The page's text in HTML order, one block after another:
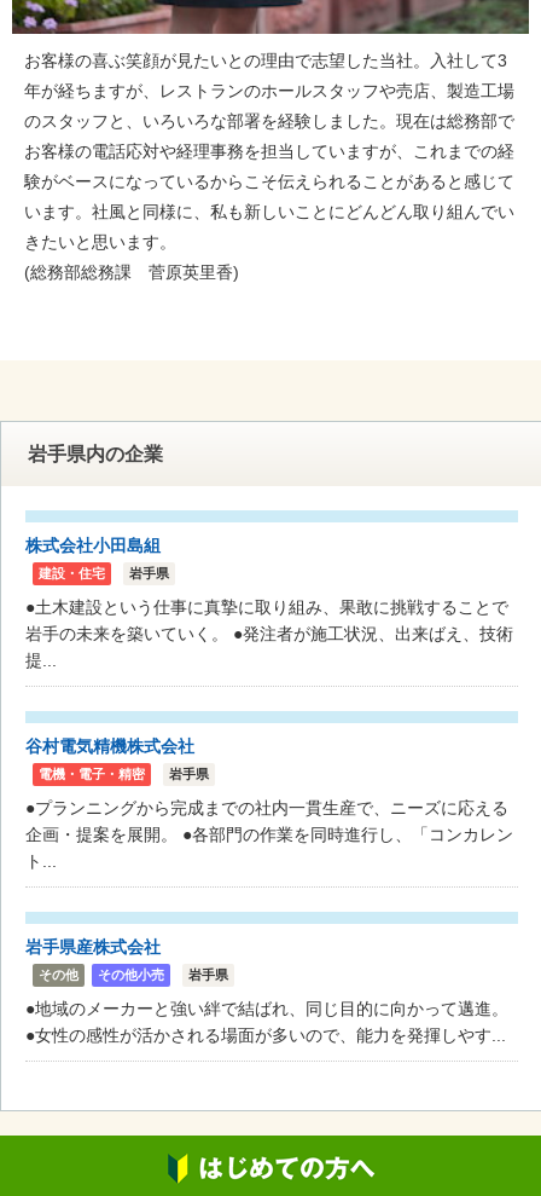
お客様の喜ぶ笑顔が見たいとの理由で志望した当社。入社して3
年が経ちますが、レストランのホールスタッフや売店、製造工場
のスタッフと、いろいろな部署を経験しました。現在は総務部で
お客様の電話応対や経理事務を担当していますが、これまでの経
験がベースになっているからこそ伝えられることがあると感じて
います。社風と同様に、私も新しいことにどんどん取り組んでい
きたいと思います。
(総務部総務課 菅原英里香)
岩手県内の企業
株式会社小田島組
建設・住宅 岩手県
●土木建設という仕事に真摯に取り組み、果敢に挑戦することで
岩手の未来を築いていく。 ●発注者が施工状況、出来ばえ、技術
提...
谷村電気精機株式会社
電機・電子・精密 岩手県
●プランニングから完成までの社内一貫生産で、ニーズに応える
企画・提案を展開。 ●各部門の作業を同時進行し、「コンカレン
ト...
岩手県産株式会社
その他 その他小売 岩手県
●地域のメーカーと強い絆で結ばれ、同じ目的に向かって邁進。
●女性の感性が活かされる場面が多いので、能力を発揮しやす...